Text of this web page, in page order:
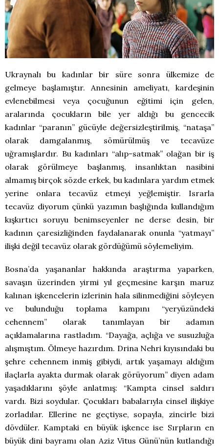
Ukraynalı bu kadınlar bir süre sonra ülkemize de
gelmeye başlamıştır. Annesinin ameliyatı, kardeşinin
evlenebilmesi veya çocuğunun eğitimi için gelen,
aralarında çocukların bile yer aldığı bu gencecik
kadınlar “paranın” gücüyle değersizleştirilmiş, “nataşa”
olarak damgalanmış, sömürülmüş ve tecavüze
uğramışlardır. Bu kadınları “alıp-satmak” olağan bir iş
olarak görülmeye başlanmış, insanlıktan nasibini
almamış birçok sözde erkek, bu kadınlara yardım etmek
yerine onlara tecavüz etmeyi yeğlemiştir. Israrla
tecavüz diyorum çünkü yazımın başlığında kullandığım
kışkırtıcı soruyu benimseyenler ne derse desin, bir
kadının çaresizliğinden faydalanarak onunla “yatmayı”
ilişki değil tecavüz olarak gördüğümü söylemeliyim.
Bosna’da yaşananlar hakkında araştırma yaparken,
savaşın üzerinden yirmi yıl geçmesine karşın maruz
kalınan işkencelerin izlerinin hala silinmediğini söyleyen
ve bulunduğu toplama kampını “yeryüzündeki
cehennem” olarak tanımlayan bir adamın
açıklamalarına rastladım. “Dayağa, açlığa ve susuzluğa
alışmıştım. Ölmeye hazırdım. Drina Nehri kıyısındaki bu
şehre cehennem inmiş gibiydi, artık yaşamayı aldığım
ilaçlarla ayakta durmak olarak görüyorum” diyen adam
yaşadıklarını şöyle anlatmış: “Kampta cinsel saldırı
vardı. Bizi soydular. Çocukları babalarıyla cinsel ilişkiye
zorladılar. Ellerine ne geçtiyse, sopayla, zincirle bizi
dövdüler. Kamptaki en büyük işkence ise Sırpların en
büyük dini bayramı olan Aziz Vitus Günü’nün kutlandığı